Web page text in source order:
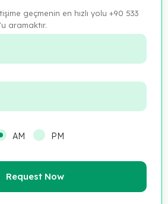
geçmenin en hızlı yolu +90 533
aramaktır.
AM PM